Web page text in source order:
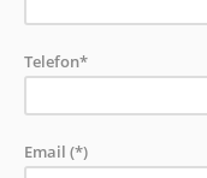
Telefon*
Email (*)